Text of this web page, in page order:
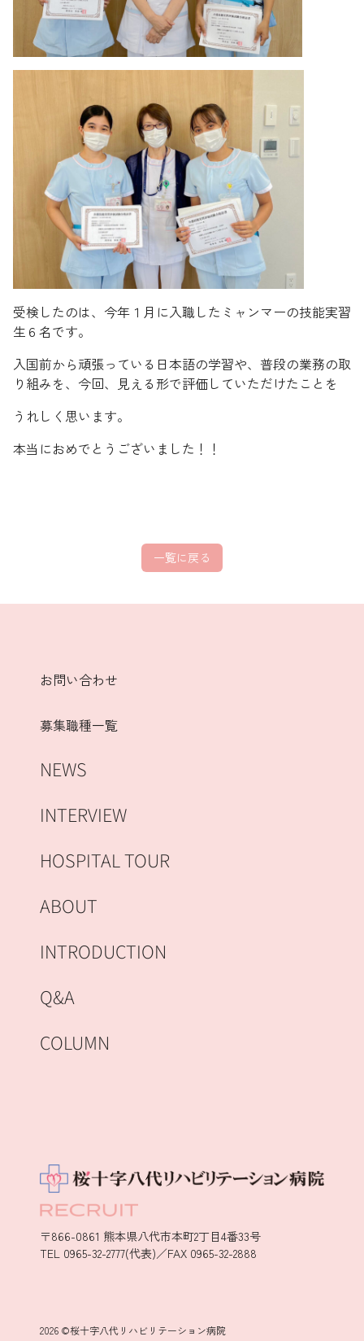
受検したのは、今年１月に入職したミャンマーの技能実習
生６名です。
入国前から頑張っている日本語の学習や、普段の業務の取
り組みを、今回、見える形で評価していただけたことを
うれしく思います。
本当におめでとうございました！！
一覧に戻る
お問い合わせ
募集職種一覧
NEWS
INTERVIEW
HOSPITAL TOUR
ABOUT
INTRODUCTION
Q&A
COLUMN
〒866-0861 熊本県八代市本町2丁目4番33号
TEL 0965-32-2777(代表)／FAX 0965-32-2888
2026 ©桜十字八代リハビリテーション病院